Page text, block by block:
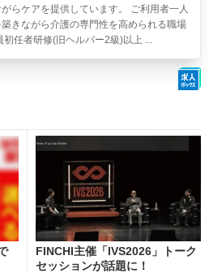
らケアを提供しています。 ご利用者一人
きながら介護の専門性を高められる職場
任者研修(旧ヘルパー2級)以上 ...
FINCHI主催「IVS2026」トーク
セッションが話題に！